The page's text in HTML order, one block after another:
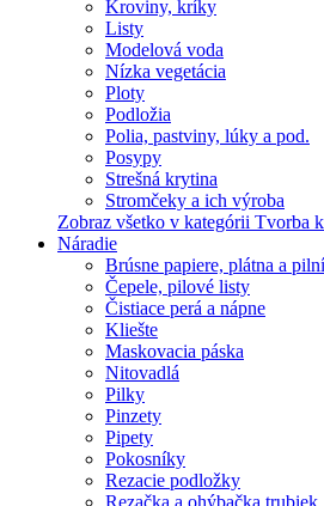
Kroviny, kríky
Listy
Modelová voda
Nízka vegetácia
Ploty
Podložia
Polia, pastviny, lúky a pod.
Posypy
Strešná krytina
Stromčeky a ich výroba
Zobraz všetko v kategórii Tvorba
Náradie
Brúsne papiere, plátna a
Čepele, pilové listy
Čistiace perá a nápne
Kliešte
Maskovacia páska
Nitovadlá
Pilky
Pinzety
Pipety
Pokosníky
Rezacie podložky
Rezačka a ohýbačka trubiek